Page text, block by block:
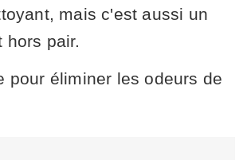
mais c'est aussi un
pair.
pour éliminer les odeurs de